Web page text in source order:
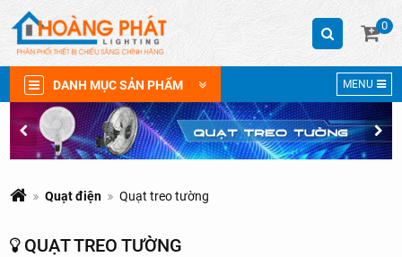
0
DANH MỤC SẢN PHẨM MENU
Quạt điện Quạt treo tường
QUẠT TREO TƯỜNG